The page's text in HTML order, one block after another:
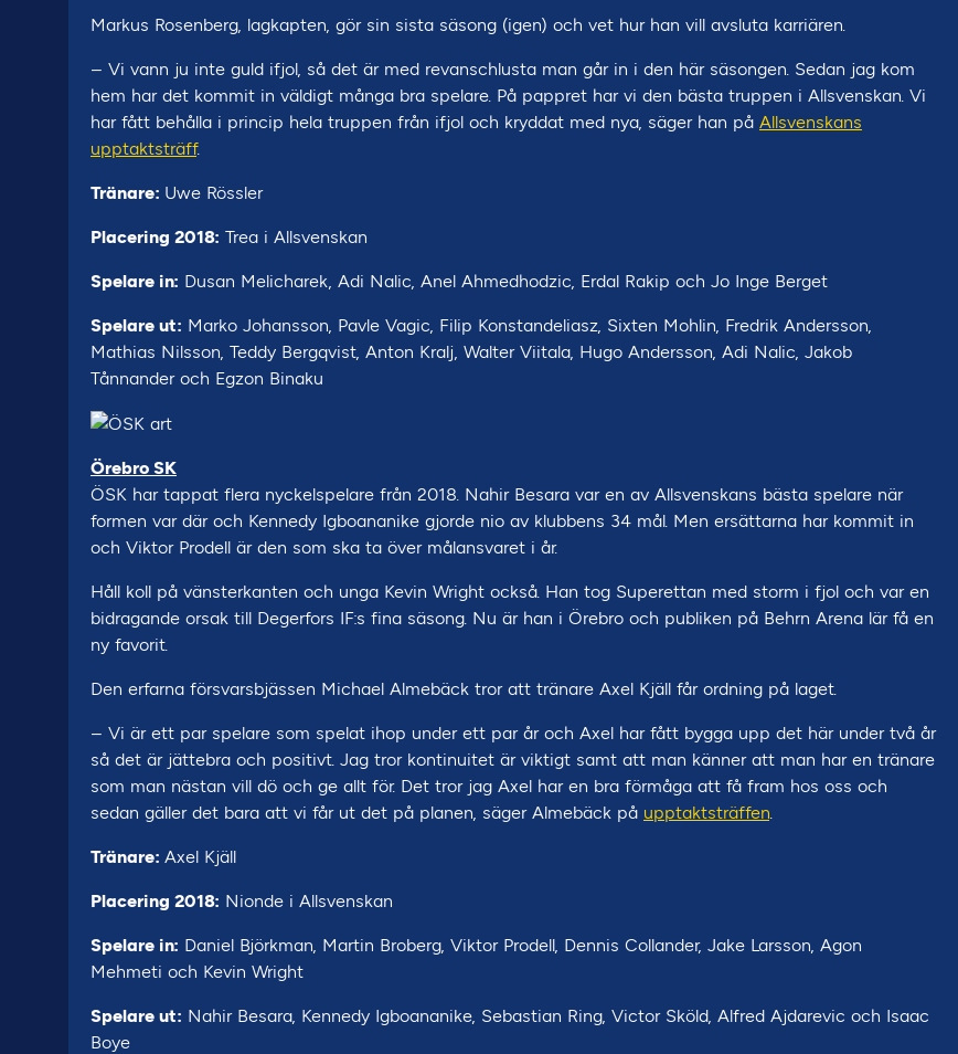
Markus Rosenberg, lagkapten, gör sin sista säsong (igen) och vet hur han vill avsluta karriären.
– Vi vann ju inte guld ifjol, så det är med revanschlusta man går in i den här säsongen. Sedan jag kom
hem har det kommit in väldigt många bra spelare. På pappret har vi den bästa truppen i Allsvenskan. Vi
har fått behålla i princip hela truppen från ifjol och kryddat med nya, säger han på Allsvenskans
upptaktsträff.
Tränare: Uwe Rössler
Placering 2018: Trea i Allsvenskan
Spelare in: Dusan Melicharek, Adi Nalic, Anel Ahmedhodzic, Erdal Rakip och Jo Inge Berget
Spelare ut: Marko Johansson, Pavle Vagic, Filip Konstandeliasz, Sixten Mohlin, Fredrik Andersson,
Mathias Nilsson, Teddy Bergqvist, Anton Kralj, Walter Viitala, Hugo Andersson, Adi Nalic, Jakob
Tånnander och Egzon Binaku
Örebro SK
ÖSK har tappat flera nyckelspelare från 2018. Nahir Besara var en av Allsvenskans bästa spelare när
formen var där och Kennedy Igboananike gjorde nio av klubbens 34 mål. Men ersättarna har kommit in
och Viktor Prodell är den som ska ta över målansvaret i år.
Håll koll på vänsterkanten och unga Kevin Wright också. Han tog Superettan med storm i fjol och var en
bidragande orsak till Degerfors IF:s fina säsong. Nu är han i Örebro och publiken på Behrn Arena lär få en
ny favorit.
Den erfarna försvarsbjässen Michael Almebäck tror att tränare Axel Kjäll får ordning på laget.
– Vi är ett par spelare som spelat ihop under ett par år och Axel har fått bygga upp det här under två år
så det är jättebra och positivt. Jag tror kontinuitet är viktigt samt att man känner att man har en tränare
som man nästan vill dö och ge allt för. Det tror jag Axel har en bra förmåga att få fram hos oss och
sedan gäller det bara att vi får ut det på planen, säger Almebäck på upptaktsträffen.
Tränare: Axel Kjäll
Placering 2018: Nionde i Allsvenskan
Spelare in: Daniel Björkman, Martin Broberg, Viktor Prodell, Dennis Collander, Jake Larsson, Agon
Mehmeti och Kevin Wright
Spelare ut: Nahir Besara, Kennedy Igboananike, Sebastian Ring, Victor Sköld, Alfred Ajdarevic och Isaac
Boye